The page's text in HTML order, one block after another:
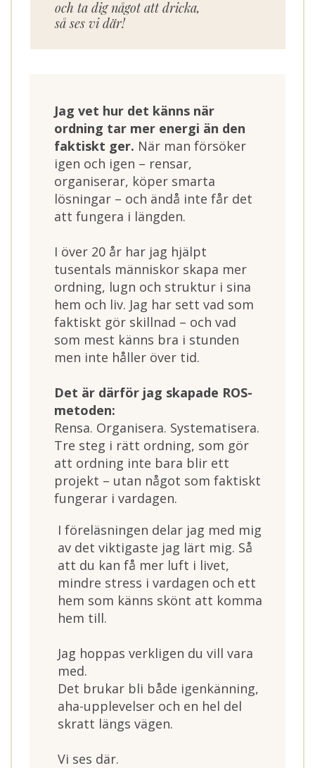
och ta dig något att dricka,
så ses vi där!
Jag vet hur det känns när
ordning tar mer energi än den
faktiskt ger. När man försöker
igen och igen – rensar,
organiserar, köper smarta
lösningar – och ändå inte får det
att fungera i längden.
I över 20 år har jag hjälpt
tusentals människor skapa mer
ordning, lugn och struktur i sina
hem och liv. Jag har sett vad som
faktiskt gör skillnad – och vad
som mest känns bra i stunden
men inte håller över tid.
Det är därför jag skapade ROS-
metoden:
Rensa. Organisera. Systematisera.
Tre steg i rätt ordning, som gör
att ordning inte bara blir ett
projekt – utan något som faktiskt
fungerar i vardagen.
I föreläsningen delar jag med mig
av det viktigaste jag lärt mig. Så
att du kan få mer luft i livet,
mindre stress i vardagen och ett
hem som känns skönt att komma
hem till.
Jag hoppas verkligen du vill vara
med.
Det brukar bli både igenkänning,
aha-upplevelser och en hel del
skratt längs vägen.
Vi ses där.